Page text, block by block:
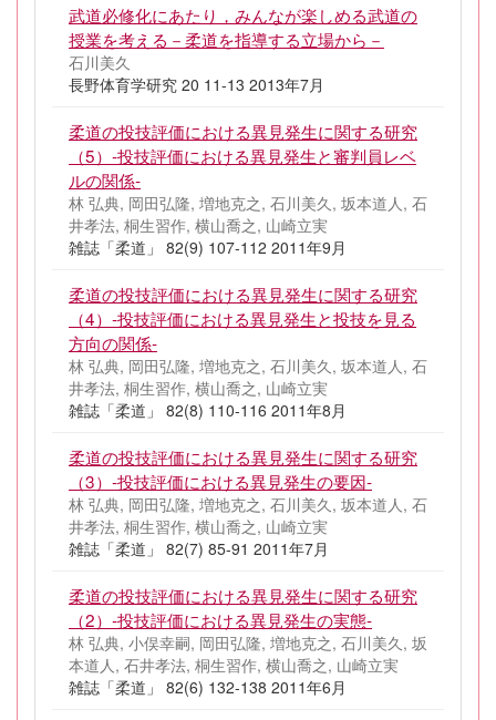
武道必修化にあたり，みんなが楽しめる武道の
授業を考える－柔道を指導する立場から－
石川美久
長野体育学研究 20 11-13 2013年7月
柔道の投技評価における異見発生に関する研究
（5）‐投技評価における異見発生と審判員レベ
ルの関係‐
林 弘典, 岡田弘隆, 増地克之, 石川美久, 坂本道人, 石
井孝法, 桐生習作, 横山喬之, 山崎立実
雑誌「柔道」 82(9) 107-112 2011年9月
柔道の投技評価における異見発生に関する研究
（4）‐投技評価における異見発生と投技を見る
方向の関係‐
林 弘典, 岡田弘隆, 増地克之, 石川美久, 坂本道人, 石
井孝法, 桐生習作, 横山喬之, 山崎立実
雑誌「柔道」 82(8) 110-116 2011年8月
柔道の投技評価における異見発生に関する研究
（3）‐投技評価における異見発生の要因‐
林 弘典, 岡田弘隆, 増地克之, 石川美久, 坂本道人, 石
井孝法, 桐生習作, 横山喬之, 山崎立実
雑誌「柔道」 82(7) 85-91 2011年7月
柔道の投技評価における異見発生に関する研究
（2）‐投技評価における異見発生の実態‐
林 弘典, 小俣幸嗣, 岡田弘隆, 増地克之, 石川美久, 坂
本道人, 石井孝法, 桐生習作, 横山喬之, 山崎立実
雑誌「柔道」 82(6) 132-138 2011年6月